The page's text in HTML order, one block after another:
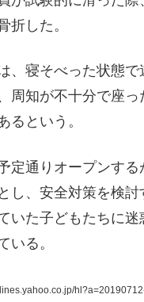
折した。
、寝そべった状態
周知が不十分で座
るという。
定通りオープンする
し、安全対策を検討
いた子どもたちに
いる。